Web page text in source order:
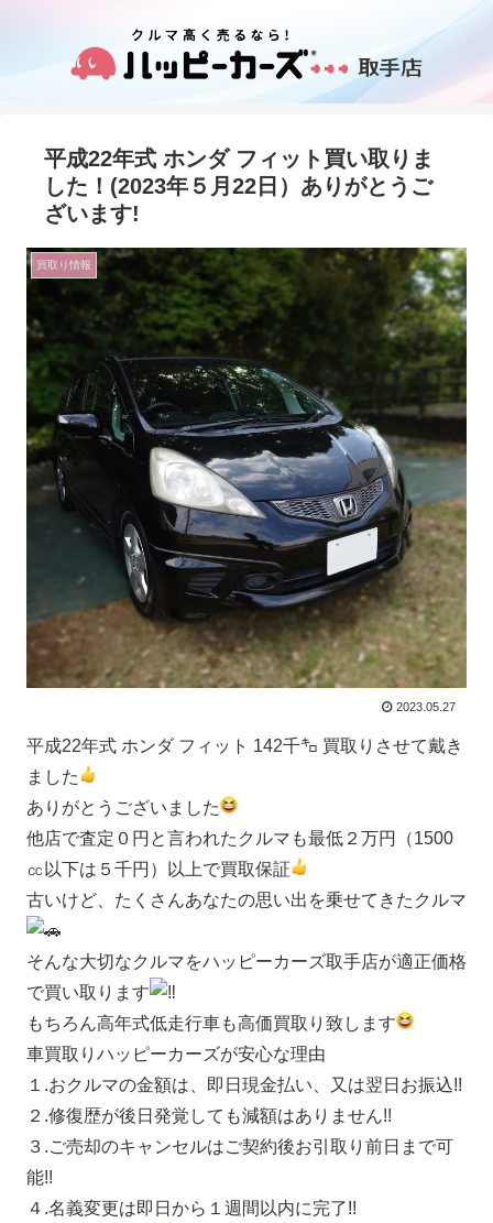
平成22年式 ホンダ フィット買い取りま
した！(2023年５月22日）ありがとうご
ざいます!
買取り情報
2023.05.27
平成22年式 ホンダ フィット 142千㌔ 買取りさせて戴き
ました
ありがとうございました
他店で査定０円と言われたクルマも最低２万円（1500
㏄以下は５千円）以上で買取保証
古いけど、たくさんあなたの思い出を乗せてきたクルマ
そんな大切なクルマをハッピーカーズ取手店が適正価格
で買い取ります
もちろん高年式低走行車も高価買取り致します
車買取りハッピーカーズが安心な理由
１.おクルマの金額は、即日現金払い、又は翌日お振込!!
２.修復歴が後日発覚しても減額はありません!!
３.ご売却のキャンセルはご契約後お引取り前日まで可
能!!
４.名義変更は即日から１週間以内に完了!!